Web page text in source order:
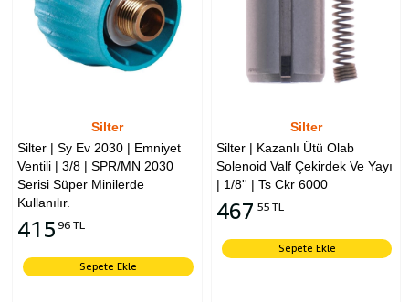
Silter
Silter | Sy Ev 2030 | Emniyet
Ventili | 3/8 | SPR/MN 2030
Serisi Süper Minilerde
Kullanılır.
415 96 TL
Sepete Ekle
Silter
Silter | Kazanlı Ütü Olab
Solenoid Valf Çekirdek Ve Yayı
| 1/8'' | Ts Ckr 6000
467 55 TL
Sepete Ekle